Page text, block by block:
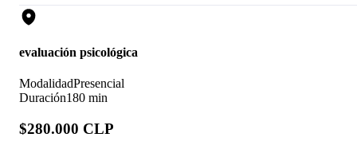
evaluación psicológica
ModalidadPresencial
Duración180 min
$280.000 CLP